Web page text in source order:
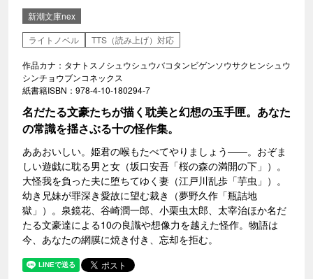
新潮文庫nex
ライトノベル
TTS（読み上げ）対応
作品カナ：タナトスノシュウシュウバコタンビゲンソウサクヒンシュウ
シンチョウブンコネックス
紙書籍ISBN：978-4-10-180294-7
名だたる文豪たちが描く耽美と幻想の玉手匣。あなた
の常識を揺さぶる十の怪作集。
ああおいしい。姫君の喉もたべてやりましょう――。おぞま
しい遊戯に耽る男と女（坂口安吾「桜の森の満開の下」）。
大怪我を負った夫に堕ちてゆく妻（江戸川乱歩「芋虫」）。
幼き兄妹が罪深き愛故に望む裁き（夢野久作「瓶詰地
獄」）。泉鏡花、谷崎潤一郎、小栗虫太郎、太宰治ほか名だ
たる文豪達による10の良識や想像力を越えた怪作。物語は
今、あなたの網膜に焼き付き、忘却を拒む。